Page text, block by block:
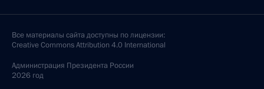
Все материалы сайта доступны по лицензии:
Creative Commons Attribution 4.0 International
Администрация Президента России
2026 год